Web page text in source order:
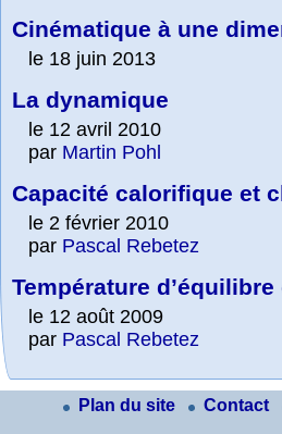
Cinématique à une
le 18 juin 2013
La dynamique
le 12 avril 2010
par Martin Pohl
Capacité calorifique et
le 2 février 2010
par Pascal Rebetez
Température d’équilibre
le 12 août 2009
par Pascal Rebetez
Plan du site Contact